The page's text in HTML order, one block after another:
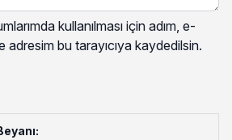
kullanılması için adım, e-
bu tarayıcıya kaydedilsin.